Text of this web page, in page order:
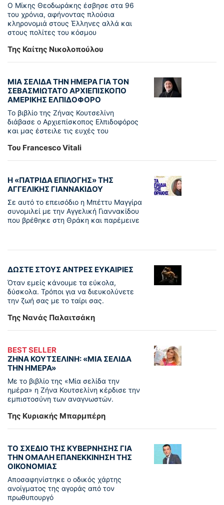
Ο Μίκης Θεοδωράκης έσβησε στα 96
του χρόνια, αφήνοντας πλούσια
κληρονομιά στους Έλληνες αλλά και
στους πολίτες του κόσμου
Της Καίτης Νικολοπούλου
ΜΙΑ ΣΕΛΙΔΑ ΤΗΝ ΗΜΕΡΑ ΓΙΑ ΤΟΝ
ΣΕΒΑΣΜΙΩΤΑΤΟ ΑΡΧΙΕΠΙΣΚΟΠΟ
ΑΜΕΡΙΚΗΣ ΕΛΠΙΔΟΦΟΡΟ
Το βιβλίο της Ζήνας Κουτσελίνη
διάβασε ο Αρχιεπίσκοπος Ελπιδοφόρος
και μας έστειλε τις ευχές του
Του Francesco Vitali
Η «ΠΑΤΡΊΔΑ ΕΠΙΛΟΓΉΣ» ΤΗΣ
ΑΓΓΕΛΙΚΉΣ ΓΙΑΝΝΑΚΊΔΟΥ
Σε αυτό το επεισόδιο η Μπέττυ Μαγγίρα
συνομιλεί με την Αγγελική Γιαννακίδου
που βρέθηκε στη Θράκη και παρέμεινε
ΔΩΣΤΕ ΣΤΟΥΣ ΑΝΤΡΕΣ ΕΥΚΑΙΡΙΕΣ
Όταν εμείς κάνουμε τα εύκολα,
δύσκολα. Τρόποι για να διευκολύνετε
την ζωή σας με το ταίρι σας.
Της Νανάς Παλαιτσάκη
BEST SELLER
ΖΗΝΑ ΚΟΥΤΣΕΛΙΝΗ: «ΜΙΑ ΣΕΛΙΔΑ
ΤΗΝ ΗΜΕΡΑ»
Με το βιβλίο της «Μία σελίδα την
ημέρα» η Ζήνα Κουτσελίνη κέρδισε την
εμπιστοσύνη των αναγνωστών.
Της Κυριακής Μπαρμπέρη
ΤΟ ΣΧΕΔΙΟ ΤΗΣ ΚΥΒΕΡΝΗΣΗΣ ΓΙΑ
ΤΗΝ ΟΜΑΛΗ ΕΠΑΝΕΚΚΙΝΗΣΗ ΤΗΣ
ΟΙΚΟΝΟΜΙΑΣ
Αποσαφηνίστηκε ο οδικός χάρτης
ανοίγματος της αγοράς από τον
πρωθυπουργό